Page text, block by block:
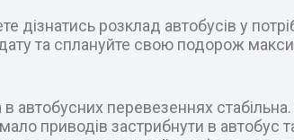
дізнатись розклад автобусів у
та сплануйте свою подорож
автобусних перевезеннях
приводів застрибнути в автобус